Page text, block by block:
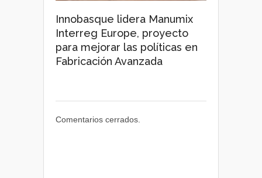
Innobasque lidera Manumix
Interreg Europe, proyecto
para mejorar las políticas en
Fabricación Avanzada
Comentarios cerrados.